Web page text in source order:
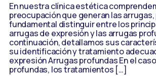
En nuestra clínica estética
preocupación que generan las
fundamental distinguir entre los
arrugas de expresión y las arrugas
continuación, detallamos sus
su identificación y tratamiento
expresión Arrugas profundas En el
profundas, los tratamientos […]